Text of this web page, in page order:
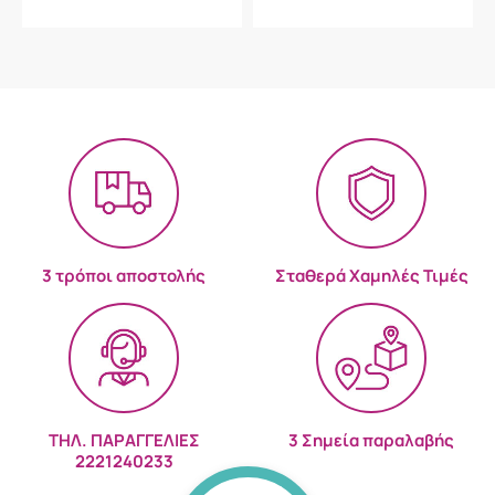
3 τρόποι αποστολής Σταθερά Χαμηλές Τιμές
ΤΗΛ. ΠΑΡΑΓΓΕΛΙΕΣ
2221240233
3 Σημεία παραλαβής